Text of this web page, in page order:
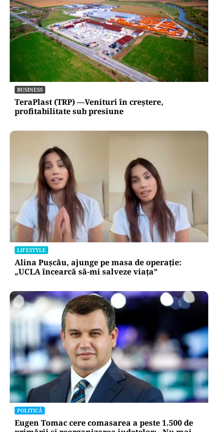
BUSINESS
TeraPlast (TRP) —Venituri în creștere,
profitabilitate sub presiune
LIFESTYLE
Alina Pușcău, ajunge pe masa de operație:
„UCLA încearcă să-mi salveze viața”
POLITICĂ
Eugen Tomac cere comasarea a peste 1.500 de